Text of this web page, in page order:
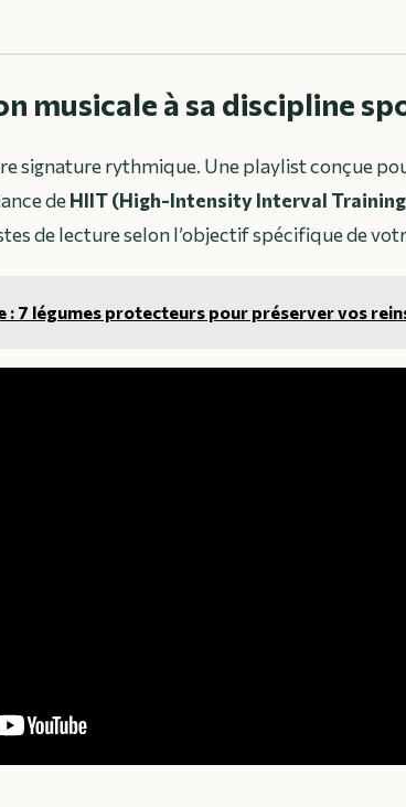
musicale à sa discipline
signature rythmique. Une playlist conçue
deHIIT (High-Intensity Interval
de lecture selon l’objectif spécifique de
: 7 légumes protecteurs pour préserver vos